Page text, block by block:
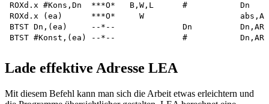
ROXd.x #Kons,Dn  ***O*   B,W,L      #           Dn
ROXd.x (ea)      ***O*     W
BTST Dn,(ea)     --*--              Dn
Lade effektive Adresse LEA
Mit diesem Befehl kann man sich die Arbeit etwas erleichtern und